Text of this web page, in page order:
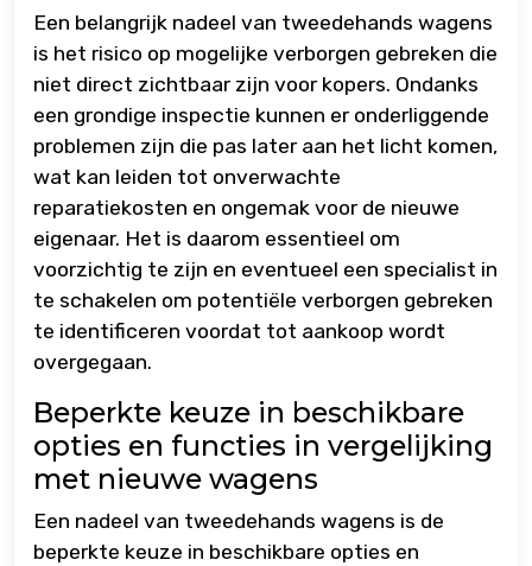
Een belangrijk nadeel van tweedehands wagens
is het risico op mogelijke verborgen gebreken die
niet direct zichtbaar zijn voor kopers. Ondanks
een grondige inspectie kunnen er onderliggende
problemen zijn die pas later aan het licht komen,
wat kan leiden tot onverwachte
reparatiekosten en ongemak voor de nieuwe
eigenaar. Het is daarom essentieel om
voorzichtig te zijn en eventueel een specialist in
te schakelen om potentiële verborgen gebreken
te identificeren voordat tot aankoop wordt
overgegaan.
Beperkte keuze in beschikbare
opties en functies in vergelijking
met nieuwe wagens
Een nadeel van tweedehands wagens is de
beperkte keuze in beschikbare opties en